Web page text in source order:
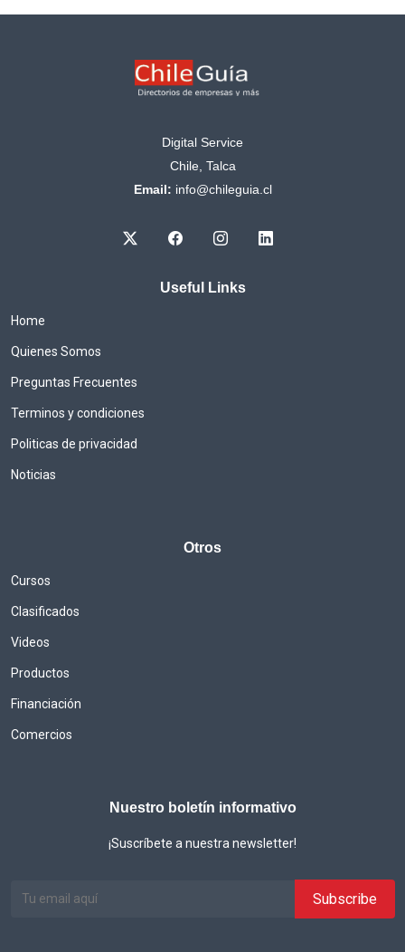
Digital Service
Chile, Talca
Email: info@chileguia.cl
Useful Links
Home
Quienes Somos
Preguntas Frecuentes
Terminos y condiciones
Politicas de privacidad
Noticias
Otros
Cursos
Clasificados
Videos
Productos
Financiación
Comercios
Nuestro boletín informativo
¡Suscríbete a nuestra newsletter!